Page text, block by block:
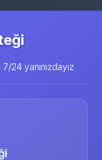
24 yanınızdayız